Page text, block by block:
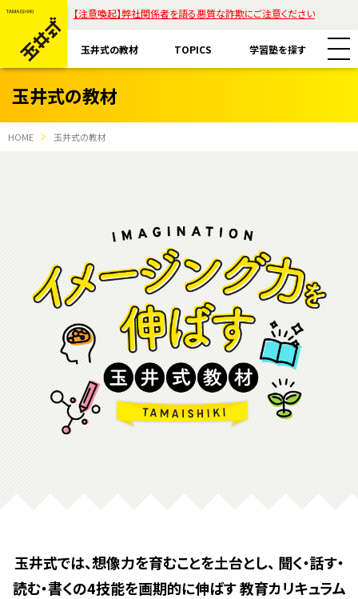
【注意喚起】弊社関係者を語る悪質な詐欺にご注意ください
玉井式の教材 TOPICS 学習塾を探す
玉井式国語的理科教室
魔法の国語
ASOBI AAA+
KIWAMI AAA+ 図形の極
KIWAMI AAA+ 数の極
Eeそろばん
代表挨拶
保護者様のお声
コラム「才能は家庭教育で開花する」
ご注意ください
ホッと一息
メディア掲載
エリアから探す
リストから探す
玉井式の教材
HOME 玉井式の教材
玉井式では、想像力を育むことを土台とし、 聞く・話す・
読む・書くの4技能を画期的に伸ばす教育カリキュラム